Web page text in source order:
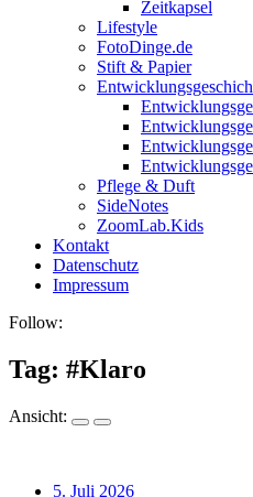
Zeitkapsel
Lifestyle
FotoDinge.de
Stift & Papier
Pflege & Duft
SideNotes
ZoomLab.Kids
Kontakt
Datenschutz
Impressum
Follow:
Tag: #Klaro
Ansicht:
5. Juli 2026